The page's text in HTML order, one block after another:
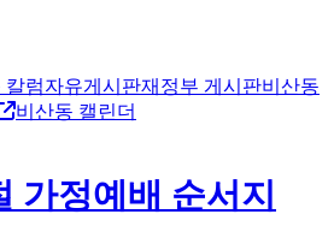
칼럼자유게시판재정부 게시판비산동
비산동 캘린더
가정예배 순서지